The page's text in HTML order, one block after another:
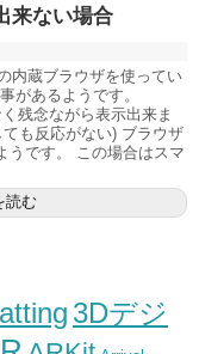
来ない場合
内蔵ブラウザを使ってい
があるようです。
残念ながら表示出来ま
も反応がない) ブラウザ
うです。 この場合はスマ
読む
3Dデジ